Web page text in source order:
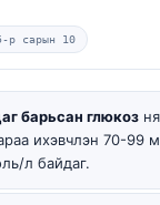
р сарын 10
барьсан глюкоз
ихэвчлэн 70-99
л байдаг.